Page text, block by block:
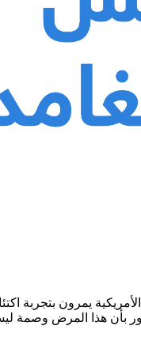
يمرون بتجربة
بأن هذا المرض